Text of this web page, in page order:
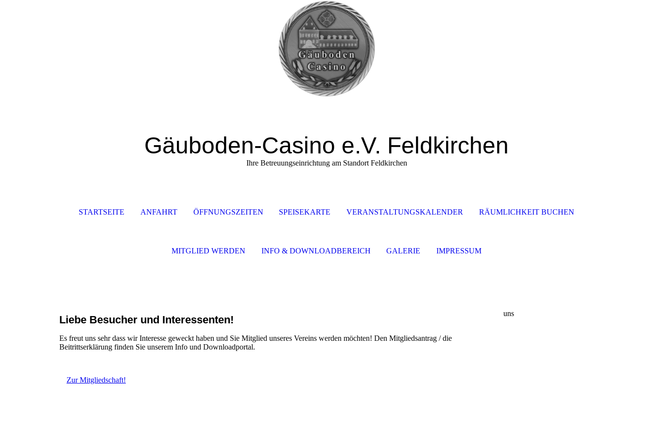
Gäuboden-Casino e.V. Feldkirchen
Ihre Betreuungseinrichtung am Standort Feldkirchen
STARTSEITE ANFAHRT ÖFFNUNGSZEITEN SPEISEKARTE VERANSTALTUNGSKALENDER RÄUMLICHKEIT BUCHEN
MITGLIED WERDEN INFO & DOWNLOADBEREICH GALERIE IMPRESSUM
Liebe Besucher und Interessenten!
Es freut uns sehr dass wir Interesse geweckt haben und Sie Mitglied unseres Vereins werden möchten! Den Mitgliedsantrag / die
Beitrittserklärung finden Sie unserem Info und Downloadportal.
Zur Mitgliedschaft!
uns